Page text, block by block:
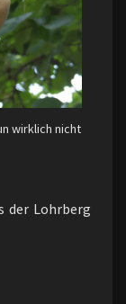
wirklich nicht
der Lohrberg